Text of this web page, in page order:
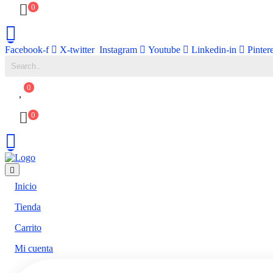
0
Facebook-f X-twitter Instagram Youtube Linkedin-in
0
0
Inicio
Tienda
Carrito
Mi cuenta